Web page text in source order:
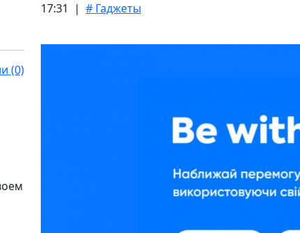
(0)
17:31 | # Гаджеты